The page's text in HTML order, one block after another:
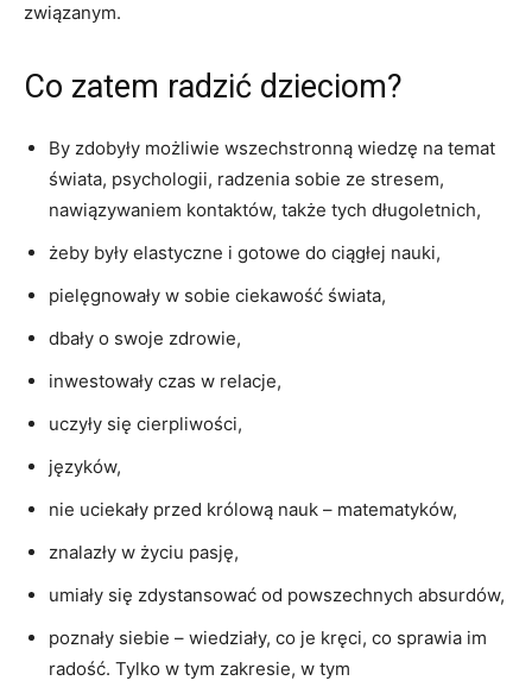
związanym.
Co zatem radzić dzieciom?
By zdobyły możliwie wszechstronną wiedzę na temat
świata, psychologii, radzenia sobie ze stresem,
nawiązywaniem kontaktów, także tych długoletnich,
żeby były elastyczne i gotowe do ciągłej nauki,
pielęgnowały w sobie ciekawość świata,
dbały o swoje zdrowie,
inwestowały czas w relacje,
uczyły się cierpliwości,
języków,
nie uciekały przed królową nauk – matematyków,
znalazły w życiu pasję,
umiały się zdystansować od powszechnych absurdów,
poznały siebie – wiedziały, co je kręci, co sprawia im
radość. Tylko w tym zakresie, w tym